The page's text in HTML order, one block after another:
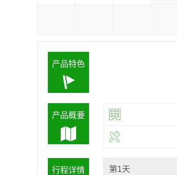
产品特色
产品概要
行程详情 第1天